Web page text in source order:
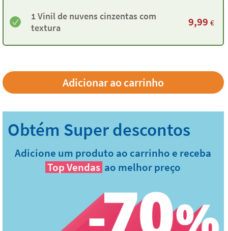
1 Vinil de nuvens cinzentas com
textura
9,99 €
Adicione um produto ao carrinho e receba
Top Vendas ao melhor preço